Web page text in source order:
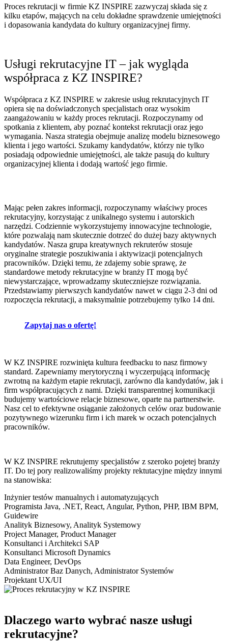
Proces rekrutacji w firmie KZ INSPIRE zazwyczaj składa się z
kilku etapów, mających na celu dokładne sprawdzenie umiejętności
i dopasowania kandydata do kultury organizacyjnej firmy.
Usługi rekrutacyjne IT – jak wygląda
współpraca z KZ INSPIRE?
Współpraca z KZ INSPIRE w zakresie usług rekrutacyjnych IT
opiera się na doświadczonych specjalistach oraz wysokim
zaangażowaniu w każdy proces rekrutacji. Rozpoczynamy od
spotkania z klientem, aby poznać kontekst rekrutacji oraz jego
wymagania. Nasza strategia obejmuje analizę modelu biznesowego
klienta i jego wartości. Szukamy kandydatów, którzy nie tylko
posiadają odpowiednie umiejętności, ale także pasują do kultury
organizacyjnej klienta i dodają wartość jego firmie.
Mając pełen zakres informacji, rozpoczynamy właściwy proces
rekrutacyjny, korzystając z unikalnego systemu i autorskich
narzędzi. Codziennie wykorzystujemy innowacyjne technologie,
które pozwalają nam skutecznie dotrzeć do dużej bazy aktywnych
kandydatów. Nasza grupa kreatywnych rekruterów stosuje
oryginalne strategie poszukiwania i aktywizacji potencjalnych
pracowników. Dzięki temu, że zdajemy sobie sprawę, że
standardowe metody rekrutacyjne w branży IT mogą być
niewystarczające, wprowadzamy skuteczniejsze rozwiązania.
Przedstawiamy pierwszych kandydatów nawet w ciągu 2-3 dni od
rozpoczęcia rekrutacji, a maksymalnie potrzebujemy tylko 14 dni.
Zapytaj nas o ofertę!
W KZ INSPIRE rozwinięta kultura feedbacku to nasz firmowy
standard. Zapewniamy merytoryczną i wyczerpującą informację
zwrotną na każdym etapie rekrutacji, zarówno dla kandydatów, jak i
firm współpracujących z nami. Dzięki transparentnej komunikacji
budujemy wartościowe relacje biznesowe, oparte na partnerstwie.
Nasz cel to efektywne osiąganie założonych celów oraz budowanie
pozytywnego wizerunku firm i ich marek w oczach potencjalnych
pracowników.
W KZ INSPIRE rekrutujemy specjalistów z szeroko pojetej branży
IT. Do tej pory realizowaliśmy projekty rektutacyjne między innymi
na stanowiska:
Inżynier testów manualnych i automatyzujących
Programista Java, .NET, React, Angular, Python, PHP, IBM BPM,
Guidewire
Analityk Biznesowy, Analityk Systemowy
Project Manager, Product Manager
Konsultanci i Architekci SAP
Konsultanci Microsoft Dynamics
Data Engineer, DevOps
Administrator Baz Danych, Administrator Systemów
Projektant UX/UI
Dlaczego warto wybrać nasze usługi
rekrutacyjne?